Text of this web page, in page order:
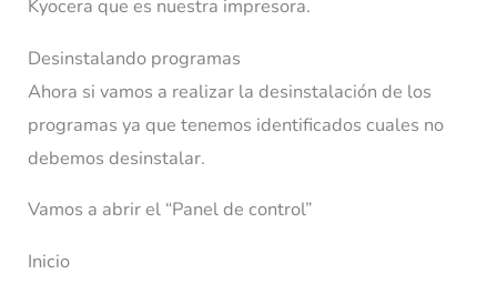
Kyocera que es nuestra impresora.
Desinstalando programas
Ahora si vamos a realizar la desinstalación de los
programas ya que tenemos identificados cuales no
debemos desinstalar.
Vamos a abrir el “Panel de control”
Inicio